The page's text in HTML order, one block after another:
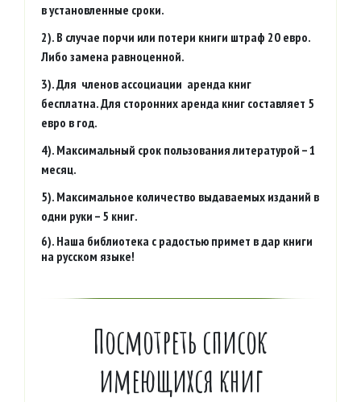
в установленные сроки.
2). В случае порчи или потери книги штраф 20 евро.
Либо замена равноценной.
3).Для членов ассоциации аренда книг
бесплатна.Для сторонних аренда книг составляет 5
евро в год.
4). Максимальный срок пользования литературой – 1
месяц.
5). Максимальное количество выдаваемых изданий в
одни руки – 5 книг.
6). Наша библиотека с радостью примет в дар книги
на русском языке!
Посмотреть список
имеющихся книг